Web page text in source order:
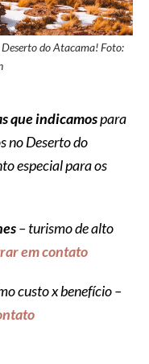
do Atacama! Foto:
que indicamospara
no Deserto do
especial para os
– turismo de alto
em contato
custo x benefício –